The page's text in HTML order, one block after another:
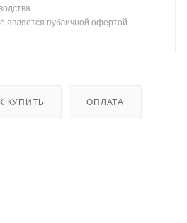
является публичной офертой
КУПИТЬ ОПЛАТА